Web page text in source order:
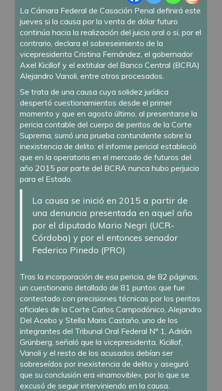
La Cámara Federal de Casación Penal definirá este
jueves si la causa por la venta de dólar futuro
continúa hacia la realización del juicio oral o si, por el
contrario, declara el sobreseimiento de la
vicepresidenta Cristina Fernández, el gobernador
Axel Kicillof y el extitular del Banco Central (BCRA)
Alejandro Vanoli, entre otros procesados.
Se trata de una causa cuya solidez jurídica
despertó cuestionamientos desde el primer
momento y que en agosto último, al presentarse la
pericia contable del cuerpo de peritos de la Corte
Suprema, sumó una prueba contundente sobre la
inexistencia de delito: el informe pericial estableció
que en la operatoria en el mercado de futuros del
año 2015 por parte del BCRA nunca hubo perjuicio
para el Estado.
La causa se inició en 2015 a partir de
una denuncia presentada en aquel año
por el diputado Mario Negri (UCR-
Córdoba) y por el entonces senador
Federico Pinedo (PRO)
Tras la incorporación de esa pericia, de 82 páginas,
un cuestionario detallado de 81 puntos que fue
contestado con precisiones técnicas por los peritos
oficiales de la Corte Carlos Campodónico, Alejandro
Del Acebo y Stella Maris Castaño, uno de los
integrantes del Tribunal Oral Federal Nº 1, Adrián
Grünberg, señaló que la vicepresidenta, Kicillof,
Vanoli y el resto de los acusados debían ser
sobreseídos por inexistencia de delito y aseguró
que su conclusión era «inamovible», por lo que se
excusó de seguir interviniendo en la causa.